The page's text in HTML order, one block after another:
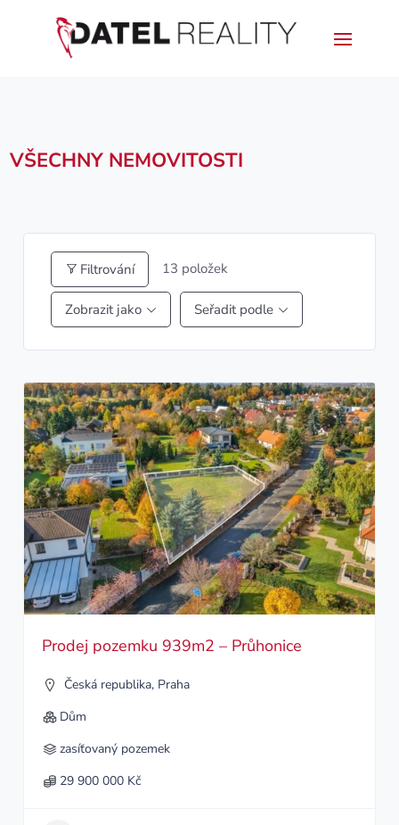
VŠECHNY NEMOVITOSTI
Filtrování 13 položek
Zobrazit jako Seřadit podle
Prodej pozemku 939m2 – Průhonice
Česká republika, Praha
Dům
zasíťovaný pozemek
29 900 000 Kč